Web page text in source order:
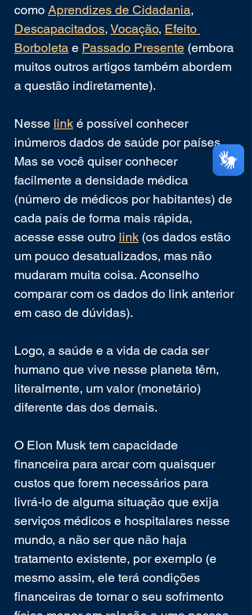
como Aprendizes de Cidadania,
Descapacitados, Vocação, Efeito
Borboleta e Passado Presente (embora
muitos outros artigos também abordem
a questão indiretamente).
Nesse link é possível conhecer
inúmeros dados de saúde por países.
Mas se você quiser conhecer
facilmente a densidade médica
(número de médicos por habitantes) de
cada país de forma mais rápida,
acesse esse outro link (os dados estão
um pouco desatualizados, mas não
mudaram muita coisa. Aconselho
comparar com os dados do link anterior
em caso de dúvidas).
Logo, a saúde e a vida de cada ser
humano que vive nesse planeta têm,
literalmente, um valor (monetário)
diferente das dos demais.
O Elon Musk tem capacidade
financeira para arcar com quaisquer
custos que forem necessários para
livrá-lo de alguma situação que exija
serviços médicos e hospitalares nesse
mundo, a não ser que não haja
tratamento existente, por exemplo (e
mesmo assim, ele terá condições
financeiras de tornar o seu sofrimento